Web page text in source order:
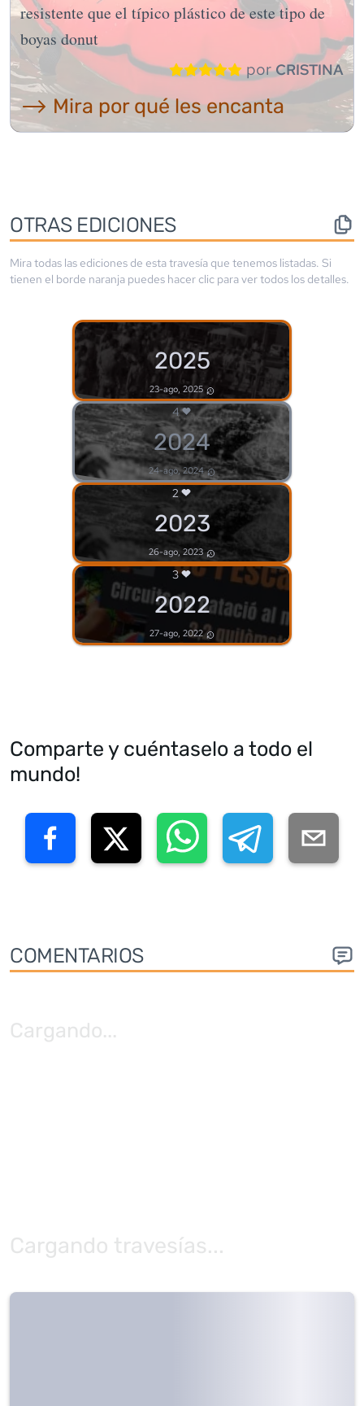
resistente que el típico plástico de este tipo de
boyas donut
porCRISTINA
⟶ Mira por qué les encanta
OTRAS EDICIONES
Mira todas las ediciones de esta travesía que tenemos listadas. Si
tienen el borde naranja puedes hacer clic para ver todos los detalles.
2025
23-ago, 2025
4
2024
24-ago, 2024
2
2023
26-ago, 2023
3
2022
27-ago, 2022
Comparte y cuéntaselo a todo el
mundo!
COMENTARIOS
Cargando...
Cargando travesías...